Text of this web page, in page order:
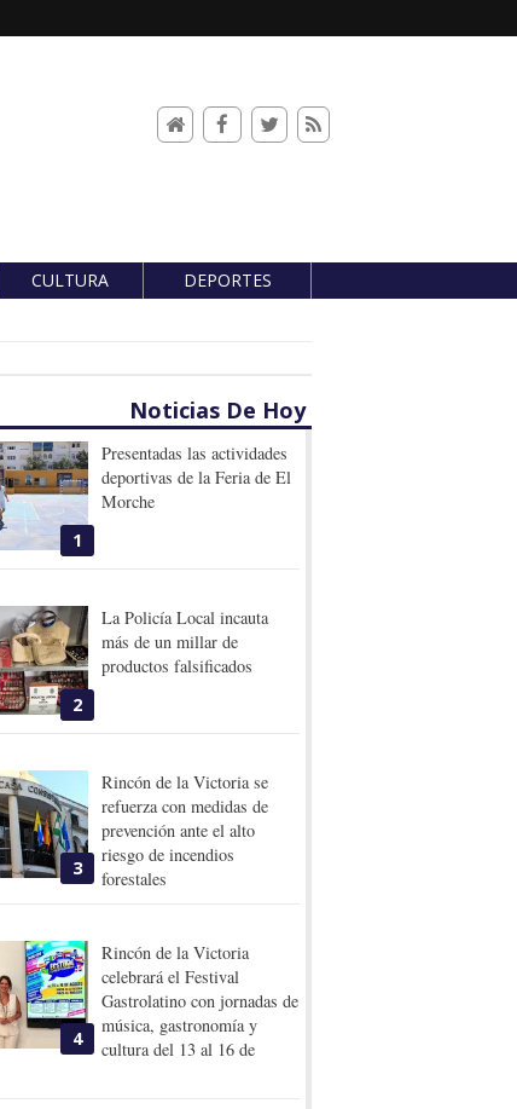
CULTURA DEPORTES
Noticias De Hoy
1
Presentadas las actividades
deportivas de la Feria de El
Morche
2
La Policía Local incauta
más de un millar de
productos falsificados
3
Rincón de la Victoria se
refuerza con medidas de
prevención ante el alto
riesgo de incendios
forestales
4
Rincón de la Victoria
celebrará el Festival
Gastrolatino con jornadas de
música, gastronomía y
cultura del 13 al 16 de